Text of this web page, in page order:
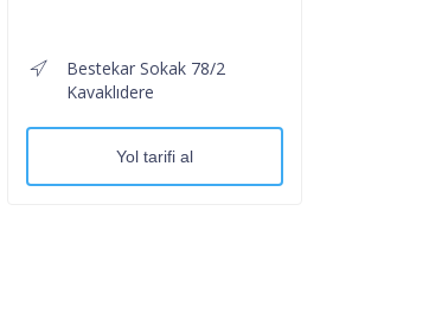
Bestekar Sokak 78/2
Kavaklıdere
Yol tarifi al